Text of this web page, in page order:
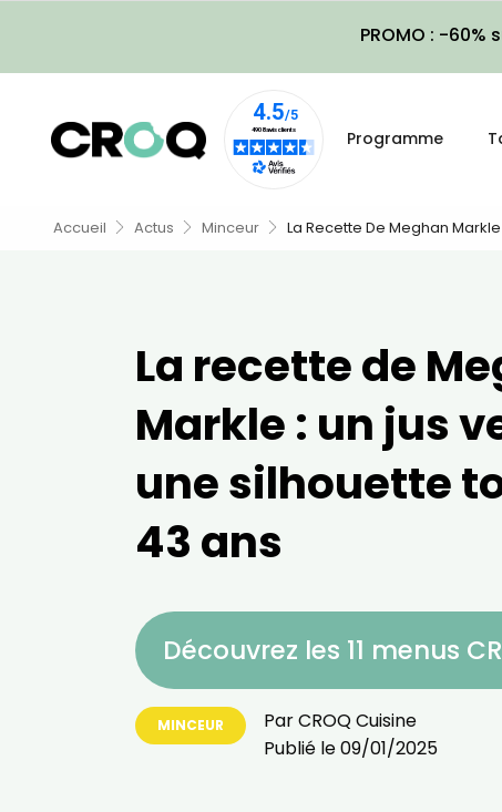
PROMO : -
Programme
Accueil Actus Minceur La Recette De Meghan
La recette de
Markle : un jus
une silhouette
43 ans
Découvrez les 11 menus
MINCEUR ParCROQ Cuisine
Publié le09/01/2025